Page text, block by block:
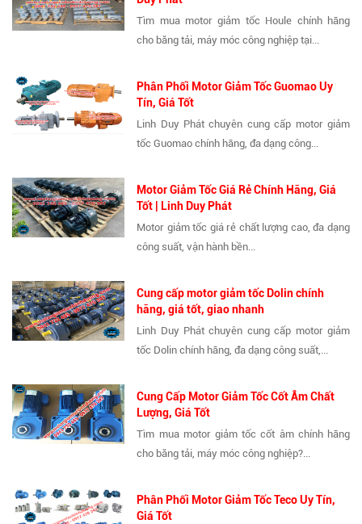
Tìm mua motor giảm tốc Houle chính hãng
cho băng tải, máy móc công nghiệp tại...
Phân Phối Motor Giảm Tốc Guomao Uy
Tín, Giá Tốt
Linh Duy Phát chuyên cung cấp motor giảm
tốc Guomao chính hãng, đa dạng công...
Motor Giảm Tốc Giá Rẻ Chính Hãng, Giá
Tốt | Linh Duy Phát
Motor giảm tốc giá rẻ chất lượng cao, đa dạng
công suất, vận hành bền...
Cung cấp motor giảm tốc Dolin chính
hãng, giá tốt, giao nhanh
Linh Duy Phát chuyên cung cấp motor giảm
tốc Dolin chính hãng, đa dạng công suất,...
Cung Cấp Motor Giảm Tốc Cốt Âm Chất
Lượng, Giá Tốt
Tìm mua motor giảm tốc cốt âm chính hãng
cho băng tải, máy móc công nghiệp?...
Phân Phối Motor Giảm Tốc Teco Uy Tín,
Giá Tốt